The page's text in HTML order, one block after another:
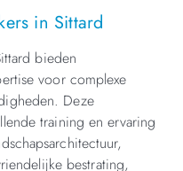
in Sittard
bieden
voor complexe
Deze
training en ervaring
bestrating,